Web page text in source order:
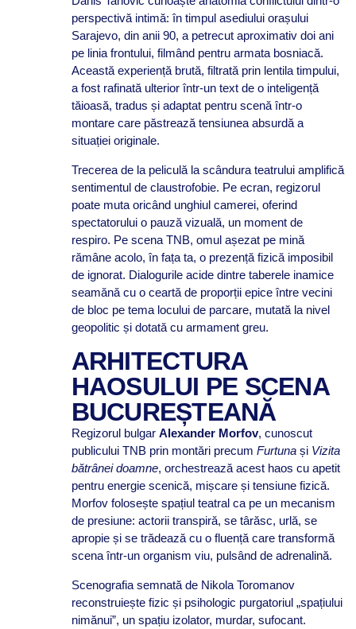
perspectivă intimă: în timpul asediului orașului
Sarajevo, din anii 90, a petrecut aproximativ doi ani
pe linia frontului, filmând pentru armata bosniacă.
Această experiență brută, filtrată prin lentila timpului,
a fost rafinată ulterior într-un text de o inteligență
tăioasă, tradus și adaptat pentru scenă într-o
montare care păstrează tensiunea absurdă a
situației originale.
Trecerea de la peliculă la scândura teatrului amplifică
sentimentul de claustrofobie. Pe ecran, regizorul
poate muta oricând unghiul camerei, oferind
spectatorului o pauză vizuală, un moment de
respiro. Pe scena TNB, omul așezat pe mină
rămâne acolo, în fața ta, o prezență fizică imposibil
de ignorat. Dialogurile acide dintre taberele inamice
seamănă cu o ceartă de proporții epice între vecini
de bloc pe tema locului de parcare, mutată la nivel
geopolitic și dotată cu armament greu.
ARHITECTURA
HAOSULUI PE SCENA
BUCUREȘTEANĂ
Regizorul bulgar Alexander Morfov, cunoscut
publicului TNB prin montări precum Furtunași Vizita
bătrânei doamne, orchestrează acest haos cu apetit
pentru energie scenică, mișcare și tensiune fizică.
Morfov folosește spațiul teatral ca pe un mecanism
de presiune: actorii transpiră, se târăsc, urlă, se
apropie și se trădează cu o fluență care transformă
scena într-un organism viu, pulsând de adrenalină.
Scenografia semnată de Nikola Toromanov
reconstruiește fizic și psihologic purgatoriul „spațiului
nimănui”, un spațiu izolator, murdar, sufocant.